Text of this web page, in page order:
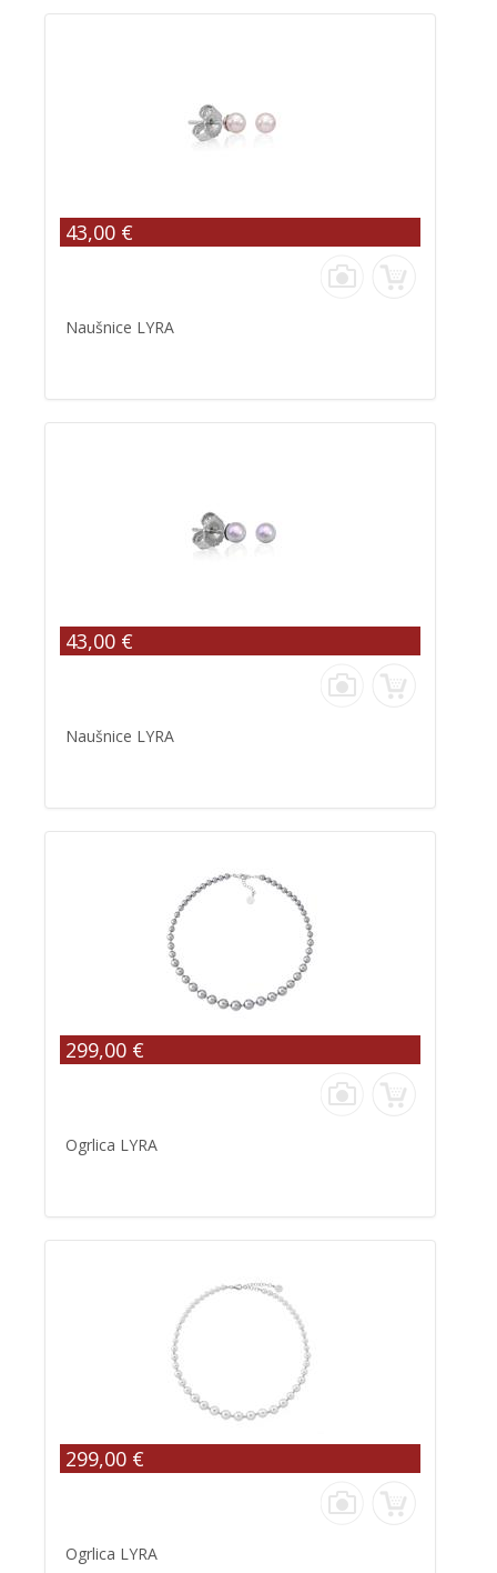
43,00 €
Naušnice LYRA
43,00 €
Naušnice LYRA
299,00 €
Ogrlica LYRA
299,00 €
Ogrlica LYRA